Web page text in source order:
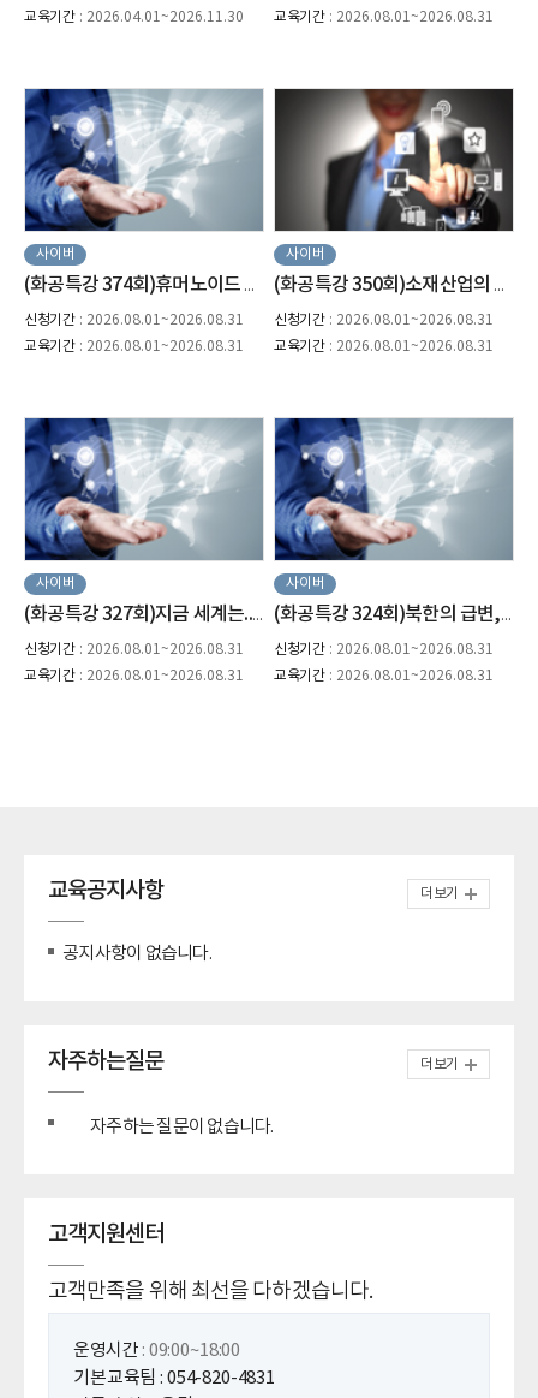
교육기간: 2026.04.01~2026.11.30
교육기간: 2026.08.01~2026.08.31
사이버
(화공특강 374회)휴머노이드 로봇과 제조업(한상철 교수)
신청기간: 2026.08.01~2026.08.31
교육기간: 2026.08.01~2026.08.31
사이버
(화공특강 350회)소재산업의 현황과 미래(최철진 원장)
신청기간: 2026.08.01~2026.08.31
교육기간: 2026.08.01~2026.08.31
사이버
(화공특강 327회)지금 세계는...한국의 선택은? 경북의 미래는?(박영일 이사장)
신청기간: 2026.08.01~2026.08.31
교육기간: 2026.08.01~2026.08.31
사이버
(화공특강 324회)북한의 급변, 우리는 준비되었나(김금혁 위원)
신청기간: 2026.08.01~2026.08.31
교육기간: 2026.08.01~2026.08.31
교육공지사항 더보기
공지사항이 없습니다.
자주하는질문 더보기
자주하는 질문이 없습니다.
고객지원센터
고객만족을 위해 최선을 다하겠습니다.
운영시간 : 09:00~18:00
기본교육팀 : 054-820-4831